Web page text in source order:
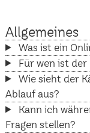
Allgemeines
Was ist ein
Für wen ist
Wie sieht der
Ablauf aus?
Kann ich
Fragen stellen?